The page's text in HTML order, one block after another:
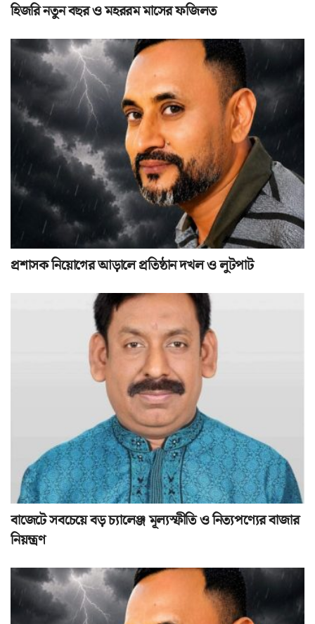
হিজরি নতুন বছর ও মহররম মাসের ফজিলত
প্রশাসক নিয়োগের আড়ালে প্রতিষ্ঠান দখল ও লুটপাট
বাজেটে সবচেয়ে বড় চ্যালেঞ্জ মূল্যস্ফীতি ও নিত্যপণ্যের বাজার
নিয়ন্ত্রণ